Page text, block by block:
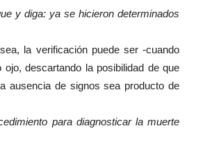
y diga: ya se hicieron determinados
la verificación puede ser -cuando
descartando la posibilidad de que
ausencia de signos sea producto de
para diagnosticar la muerte